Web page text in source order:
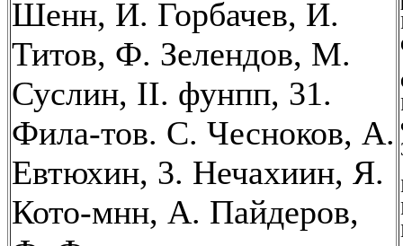
Шенн, И. Горбачев, И.
Титов, Ф. Зелендов, М.
Суслин, II. фунпп, 31.
Фила-тов. С. Чесноков, А.
Евтюхин, 3. Нечахиин, Я.
Кото-мнн, А. Пайдеров,